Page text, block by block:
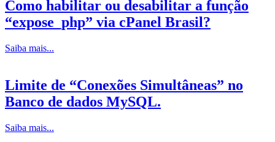
Como habilitar ou desabilitar a função
“expose_php” via cPanel Brasil?
Saiba mais...
Limite de “Conexões Simultâneas” no
Banco de dados MySQL.
Saiba mais...